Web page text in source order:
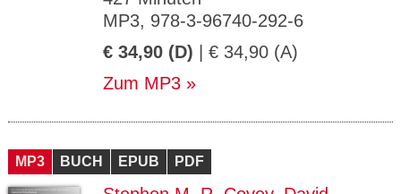
MP3, 978-3-96740-292-6
€ 34,90 (D) | € 34,90 (A)
Zum MP3
MP3 BUCH EPUB PDF